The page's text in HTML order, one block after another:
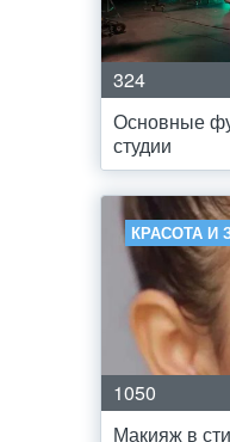
324
Основные
студии
КРАСОТА И
1050
Макияж в